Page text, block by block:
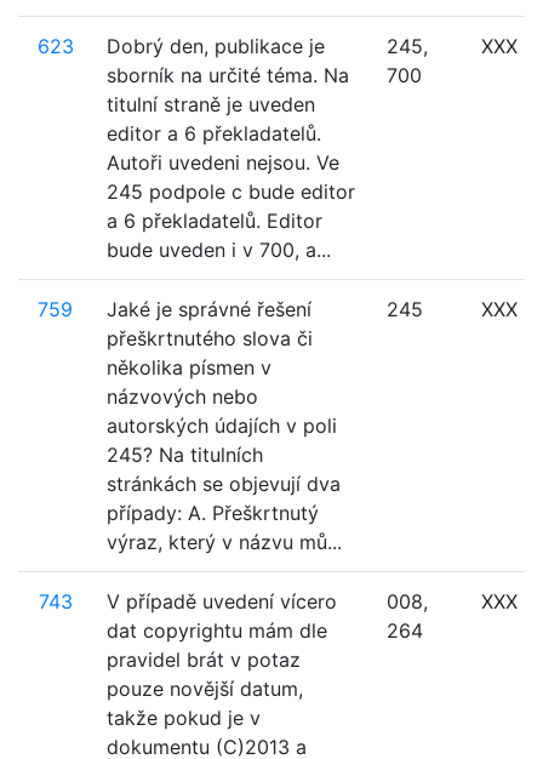
623
Dobrý den, publikace je
sborník na určité téma. Na
titulní straně je uveden
editor a 6 překladatelů.
Autoři uvedeni nejsou. Ve
245 podpole c bude editor
a 6 překladatelů. Editor
bude uveden i v 700, a...
245,
700
XXX
759
Jaké je správné řešení
přeškrtnutého slova či
několika písmen v
názvových nebo
autorských údajích v poli
245? Na titulních
stránkách se objevují dva
případy: A. Přeškrtnutý
výraz, který v názvu mů...
245 XXX
743
V případě uvedení vícero
dat copyrightu mám dle
pravidel brát v potaz
pouze novější datum,
takže pokud je v
dokumentu (C)2013 a
008,
264
XXX